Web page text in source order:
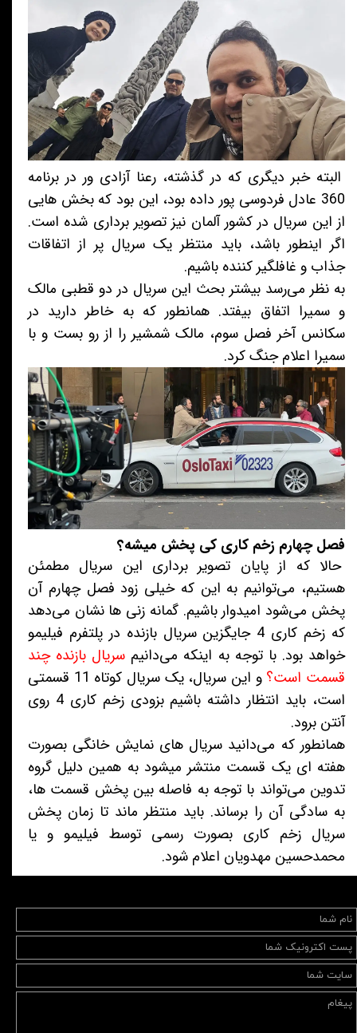
البته خبر دیگری که در گذشته، رعنا آزادی ور در برنامه
360 عادل فردوسی پور داده بود، این بود که بخش هایی
از این سریال در کشور آلمان نیز تصویر برداری شده است.
اگر اینطور باشد، باید منتظر یک سریال پر از اتفاقات
جذاب و غافلگیر کننده باشیم.
به نظر می‌رسد بیشتر بحث این سریال در دو قطبی مالک
و سمیرا اتفاق بیفتد. همانطور که به خاطر دارید در
سکانس آخر فصل سوم، مالک شمشیر را از رو بست و با
سمیرا اعلام جنگ کرد.
فصل چهارم زخم کاری کی پخش میشه؟
حالا که از پایان تصویر برداری این سریال مطمئن
هستیم، می‌توانیم به این که خیلی زود فصل چهارم آن
پخش می‌شود امیدوار باشیم. گمانه زنی ها نشان می‌دهد
که زخم کاری 4 جایگزین سریال بازنده در پلتفرم فیلیمو
خواهد بود. با توجه به اینکه می‌دانیم سریال بازنده چند
قسمت است؟
و این سریال، یک سریال کوتاه 11 قسمتی
است، باید انتظار داشته باشیم بزودی زخم کاری 4 روی
آنتن برود.
همانطور که می‌دانید سریال های نمایش خانگی بصورت
هفته ای یک قسمت منتشر می‍شود به همین دلیل گروه
تدوین می‌تواند با توجه به فاصله بین پخش قسمت ها،
به سادگی آن را برساند. باید منتظر ماند تا زمان پخش
سریال زخم کاری بصورت رسمی توسط فیلیمو و یا
محمدحسین مهدویان اعلام شود.